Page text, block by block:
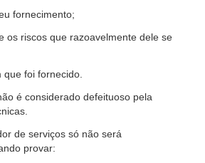
fornecimento;
os riscos que razoavelmente dele se
que foi fornecido.
é considerado defeituoso pela
de serviços só não será
provar: